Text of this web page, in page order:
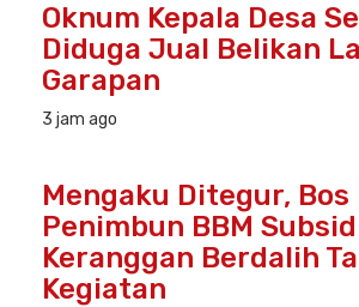
Oknum Kepala Desa
Diduga Jual Belikan
Garapan
3 jam ago
Mengaku Ditegur, Bos
Penimbun BBM
Keranggan Berdalih
Kegiatan